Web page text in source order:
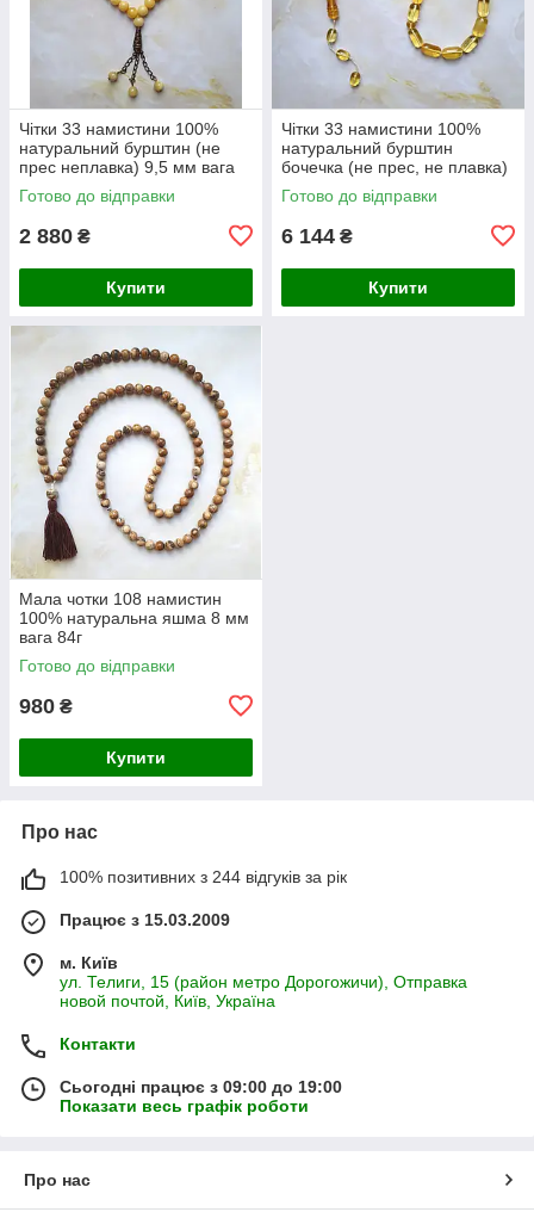
Чітки 33 намистини 100%
натуральний бурштин (не
прес неплавка) 9,5 мм вага
20г
Готово до відправки
2 880 ₴
Купити
Чітки 33 намистини 100%
натуральний бурштин
бочечка (не прес, не плавка)
8-17 мм вага 32 г
Готово до відправки
6 144 ₴
Купити
Мала чотки 108 намистин
100% натуральна яшма 8 мм
вага 84г
Готово до відправки
980 ₴
Купити
Про нас
100% позитивних з 244 відгуків за рік
Працює з 15.03.2009
м. Київ
ул. Телиги, 15 (район метро Дорогожичи), Отправка
новой почтой, Київ, Україна
Контакти
Сьогодні працює з 09:00 до 19:00
Показати весь графік роботи
Про нас